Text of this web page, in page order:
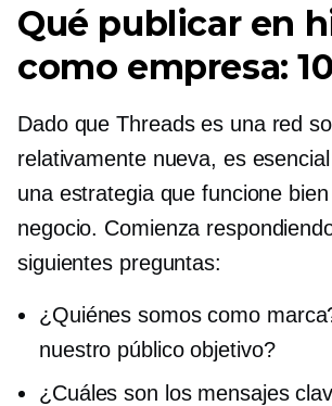
Qué publicar en
como empresa:
Dado que Threads es una red
relativamente nueva, es
una estrategia que funcione
negocio. Comienza
siguientes preguntas:
¿Quiénes somos como
nuestro público objetivo?
¿Cuáles son los mensajes